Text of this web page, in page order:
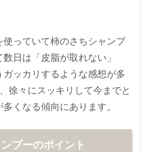
っていて柿のさちシャンプ
日は「皮脂が取れない」
ガッカリするような感想が多
徐々にスッキリして今までと
くなる傾向にあります。
プーのポイント